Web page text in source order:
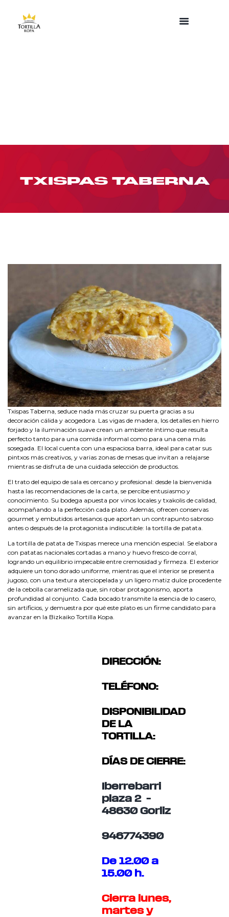
TXISPAS TABERNA
Txispas Taberna, seduce nada más cruzar su puerta gracias a su
decoración cálida y acogedora. Las vigas de madera, los detalles en hierro
forjado y la iluminación suave crean un ambiente íntimo que resulta
perfecto tanto para una comida informal como para una cena más
sosegada. El local cuenta con una espaciosa barra, ideal para catar sus
pintxos más creativos, y varias zonas de mesas que invitan a relajarse
mientras se disfruta de una cuidada selección de productos.
El trato del equipo de sala es cercano y profesional: desde la bienvenida
hasta las recomendaciones de la carta, se percibe entusiasmo y
conocimiento. Su bodega apuesta por vinos locales y txakolis de calidad,
acompañando a la perfección cada plato. Además, ofrecen conservas
gourmet y embutidos artesanos que aportan un contrapunto sabroso
antes o después de la protagonista indiscutible: la tortilla de patata.
La tortilla de patata de Txispas merece una mención especial. Se elabora
con patatas nacionales cortadas a mano y huevo fresco de corral,
logrando un equilibrio impecable entre cremosidad y firmeza. El exterior
adquiere un tono dorado uniforme, mientras que el interior se presenta
jugoso, con una textura aterciopelada y un ligero matiz dulce procedente
de la cebolla caramelizada que, sin robar protagonismo, aporta
profundidad al conjunto. Cada bocado transmite la esencia de lo casero,
sin artificios, y demuestra por qué este plato es un firme candidato para
avanzar en la Bizkaiko Tortilla Kopa.
DIRECCIÓN:
TELÉFONO:
DISPONIBILIDAD
DE LA
TORTILLA:
DÍAS DE CIERRE:
Iberrebarri
plaza 2 –
48630 Gorliz
946774390
De 12.00 a
15.00 h.
Cierra lunes,
martes y